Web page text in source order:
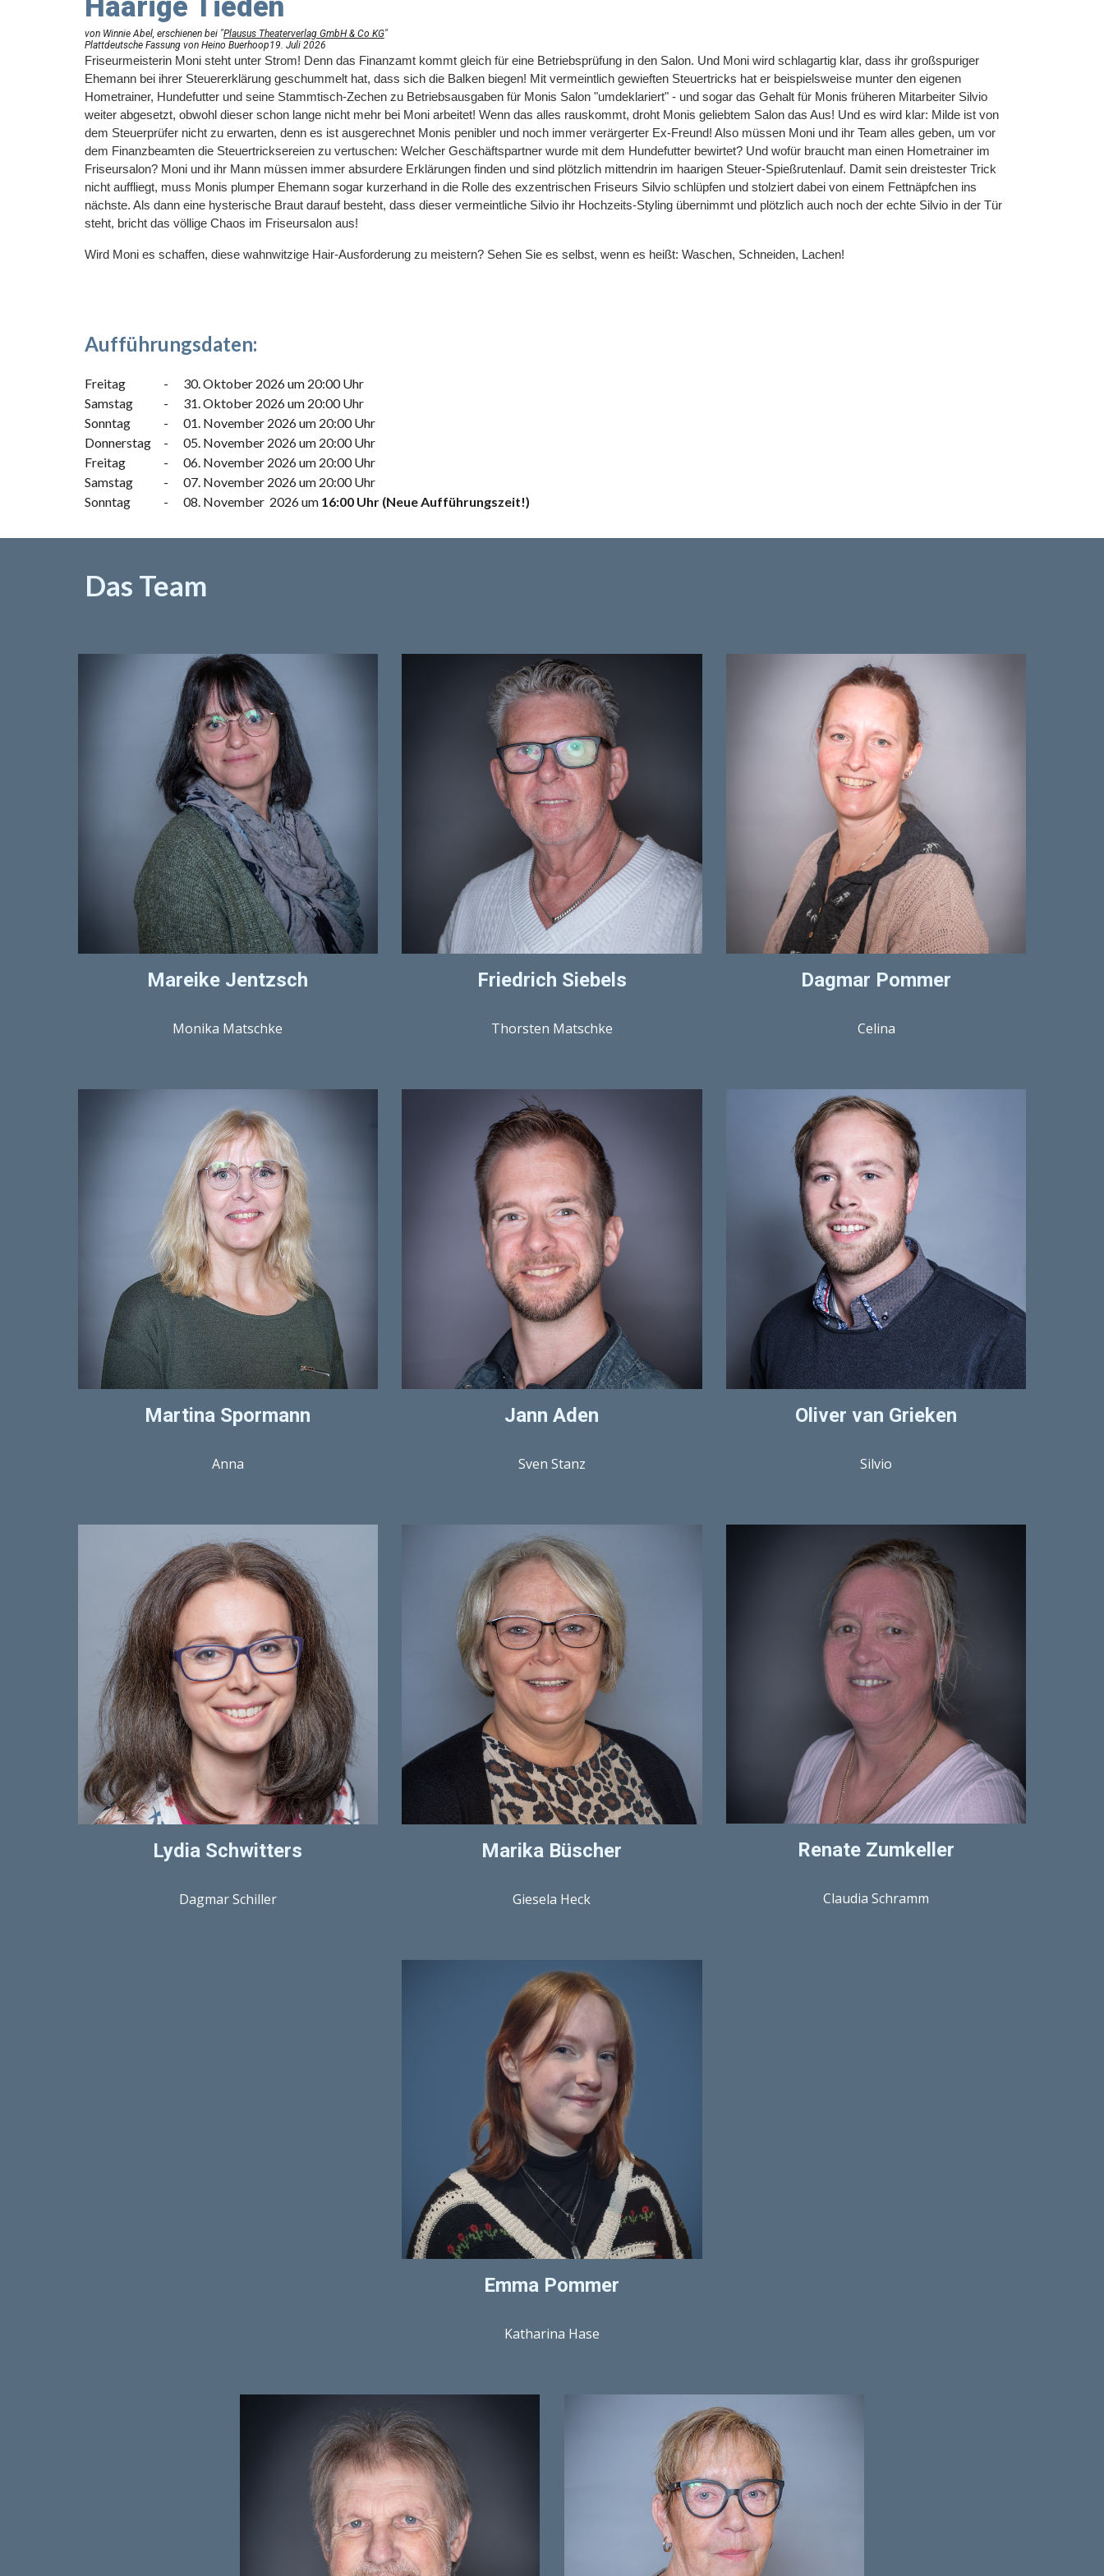
Haarige Tieden
von Winnie Abel, erschienen bei "Plausus Theaterverlag GmbH & Co KG"
Plattdeutsche Fassung von Heino Buerhoop19. Juli 2026
Friseurmeisterin Moni steht unter Strom! Denn das Finanzamt kommt gleich für eine Betriebsprüfung in den Salon. Und Moni wird schlagartig klar, dass ihr großspuriger
Ehemann bei ihrer Steuererklärung geschummelt hat, dass sich die Balken biegen! Mit vermeintlich gewieften Steuertricks hat er beispielsweise munter den eigenen
Hometrainer, Hundefutter und seine Stammtisch-Zechen zu Betriebsausgaben für Monis Salon "umdeklariert" - und sogar das Gehalt für Monis früheren Mitarbeiter Silvio
weiter abgesetzt, obwohl dieser schon lange nicht mehr bei Moni arbeitet! Wenn das alles rauskommt, droht Monis geliebtem Salon das Aus! Und es wird klar: Milde ist von
dem Steuerprüfer nicht zu erwarten, denn es ist ausgerechnet Monis penibler und noch immer verärgerter Ex-Freund! Also müssen Moni und ihr Team alles geben, um vor
dem Finanzbeamten die Steuertricksereien zu vertuschen: Welcher Geschäftspartner wurde mit dem Hundefutter bewirtet? Und wofür braucht man einen Hometrainer im
Friseursalon? Moni und ihr Mann müssen immer absurdere Erklärungen finden und sind plötzlich mittendrin im haarigen Steuer-Spießrutenlauf. Damit sein dreistester Trick
nicht auffliegt, muss Monis plumper Ehemann sogar kurzerhand in die Rolle des exzentrischen Friseurs Silvio schlüpfen und stolziert dabei von einem Fettnäpfchen ins
nächste. Als dann eine hysterische Braut darauf besteht, dass dieser vermeintliche Silvio ihr Hochzeits-Styling übernimmt und plötzlich auch noch der echte Silvio in der Tür
steht, bricht das völlige Chaos im Friseursalon aus!
Wird Moni es schaffen, diese wahnwitzige Hair-Ausforderung zu meistern? Sehen Sie es selbst, wenn es heißt: Waschen, Schneiden, Lachen!
Aufführungsdaten:
Freitag - 30. Oktober 2026um 20:00 Uhr
Samstag
- 31. Oktober 2026 um 20:00 Uhr
Sonntag
- 01. November 2026um 20:00 Uhr
Donnerstag
- 05. November2026um 20:00 Uhr
Freitag
- 06. November 2026um 20:00 Uhr
Samstag
- 07. November 2026um 20:00 Uhr
Sonntag
- 08. November 2026um 16:00 Uhr (Neue Aufführungszeit!)
Das Team
Mareike Jentzsch
Monika Matschke
Friedrich Siebels
Thorsten Matschke
Dagmar Pommer
Celina
Martina Spormann
Anna
Jann Aden
Sven Stanz
Oliver van Grieken
Silvio
Lydia Schwitters
Dagmar Schiller
Marika Büscher
Giesela Heck
Renate Zumkeller
Claudia Schramm
Emma Pommer
Katharina Hase